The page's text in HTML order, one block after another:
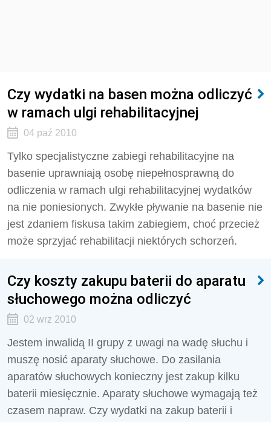
Czy wydatki na basen można odliczyć
w ramach ulgi rehabilitacyjnej
04 paź 2010
Tylko specjalistyczne zabiegi rehabilitacyjne na
basenie uprawniają osobę niepełnosprawną do
odliczenia w ramach ulgi rehabilitacyjnej wydatków
na nie poniesionych. Zwykłe pływanie na basenie nie
jest zdaniem fiskusa takim zabiegiem, choć przecież
może sprzyjać rehabilitacji niektórych schorzeń.
Czy koszty zakupu baterii do aparatu
słuchowego można odliczyć
02 wrz 2010
Jestem inwalidą II grupy z uwagi na wadę słuchu i
muszę nosić aparaty słuchowe. Do zasilania
aparatów słuchowych konieczny jest zakup kilku
baterii miesięcznie. Aparaty słuchowe wymagają też
czasem napraw. Czy wydatki na zakup baterii i